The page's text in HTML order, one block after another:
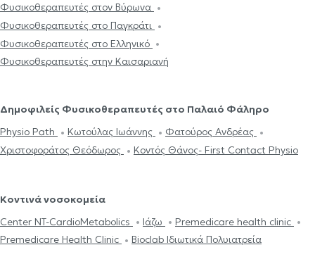
Φυσικοθεραπευτές στον Βύρωνα
Φυσικοθεραπευτές στο Παγκράτι
Φυσικοθεραπευτές στο Ελληνικό
Φυσικοθεραπευτές στην Καισαριανή
Δημοφιλείς Φυσικοθεραπευτές στο Παλαιό Φάληρο
Physio Path
Κωτούλας Ιωάννης
Φατούρος Ανδρέας
Χριστοφοράτος Θεόδωρος
Κοντός Θάνος- First Contact Physio
Κοντινά νοσοκομεία
Center NT-CardioMetabolics
Ιάζω
Premedicare health clinic
Premedicare Health Clinic
Bioclab Ιδιωτικά Πολυιατρεία